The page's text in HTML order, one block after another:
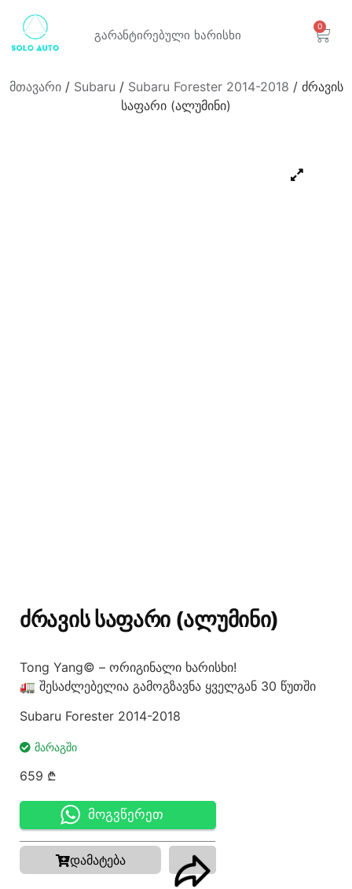
გარანტირებული ხარისხი
0
მთავარი/ Subaru / Subaru Forester 2014-2018 / ძრავის
საფარი (ალუმინი)
ᲫᲠᲐᲕᲘᲡ ᲡᲐᲤᲐᲠᲘ (ᲐᲚᲣᲛᲘᲜᲘ)
Tong Yang© – ორიგინალი ხარისხი!
🚛 შესაძლებელია გამოგზავნა ყველგან 30 წუთში
Subaru Forester 2014-2018
ᲛᲐᲠᲐᲒᲨᲘ
659 ₾
მოგვწერეთ
დამატება